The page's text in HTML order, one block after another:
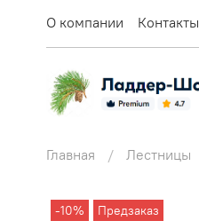
О компании Контакты
Главная Лестницы
-10% Предзаказ